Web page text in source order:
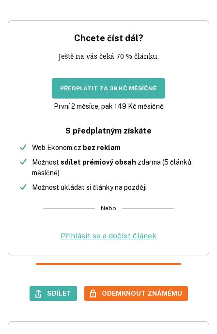
Chcete číst dál?
Ještě na vás čeká 70 % článku.
PŘEDPLATIT ZA 39 KČ MĚSÍČNĚ
První 2 měsíce, pak 149 Kč měsíčně
S předplatným získáte
Web Ekonom.cz bez reklam
Možnost sdílet prémiový obsah zdarma (5 článků
měsíčně)
Možnost ukládat si články na později
Nebo
Přihlásit se a dočíst článek
SDÍLET ODEMKNOUT ZNÁMÉMU